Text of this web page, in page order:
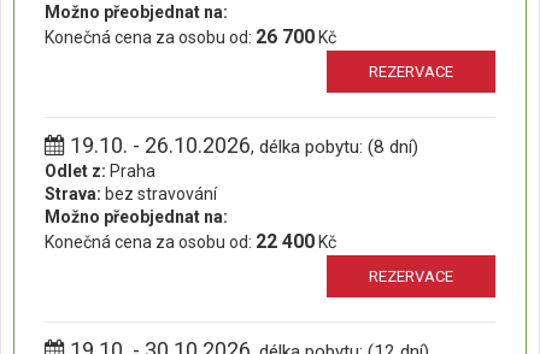
Možno přeobjednat na:
Konečná cena za osobu od: 26 700 Kč
REZERVACE
19.10. - 26.10.2026, délka pobytu: (8 dní)
Odlet z: Praha
Strava: bez stravování
Možno přeobjednat na:
Konečná cena za osobu od: 22 400 Kč
REZERVACE